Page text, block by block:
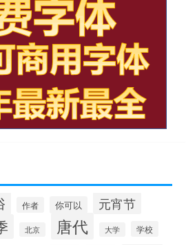
作者 你可以 元宵节
北京 唐代 大学 学校